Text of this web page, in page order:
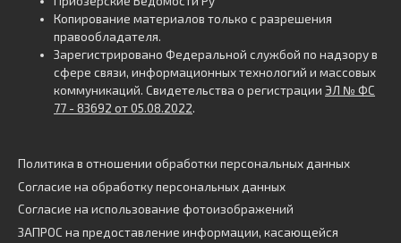
Копирование материалов только с разрешения
правообладателя.
Зарегистрировано Федеральной службой по надзору в
сфере связи, информационных технологий и массовых
коммуникаций. Свидетельства о регистрации ЭЛ № ФС
77 - 83692 от 05.08.2022.
Политика в отношении обработки персональных данных
Согласие на обработку персональных данных
Согласие на использование фотоизображений
ЗАПРОС на предоставление информации, касающейся